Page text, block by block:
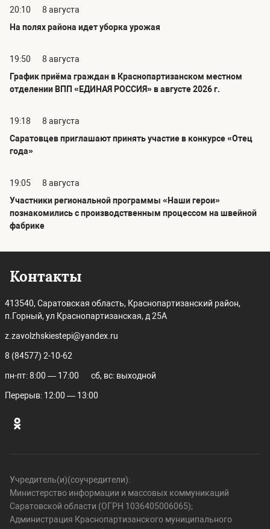
20:10
8 августа
На полях района идет уборка урожая
19:50
8 августа
График приёма граждан в Краснопартизанском местном
отделении ВПП «ЕДИНАЯ РОССИЯ» в августе 2026 г.
19:18
8 августа
Саратовцев приглашают принять участие в конкурсе «Отец
года»
19:05
8 августа
Участники региональной программы «Наши герои»
познакомились с производственным процессом на швейной
фабрике
Контакты
413540, Саратовская область, Краснопартизанский район,
п.Горный, ул Краснопартизанская, д 25А
z.zavolzhskiestepi@yandex.ru
8 (84577) 2-10-62
пн-пт: 8:00 — 17:00 сб, вс: выходной
Перерыв: 12:00 — 13:00
Учредитель(и)(соучредители):
Министерство информации и массовых коммуникаций
Саратовской области (ОГРН 1036405006065);
Администрация Краснопартизанского муниципального